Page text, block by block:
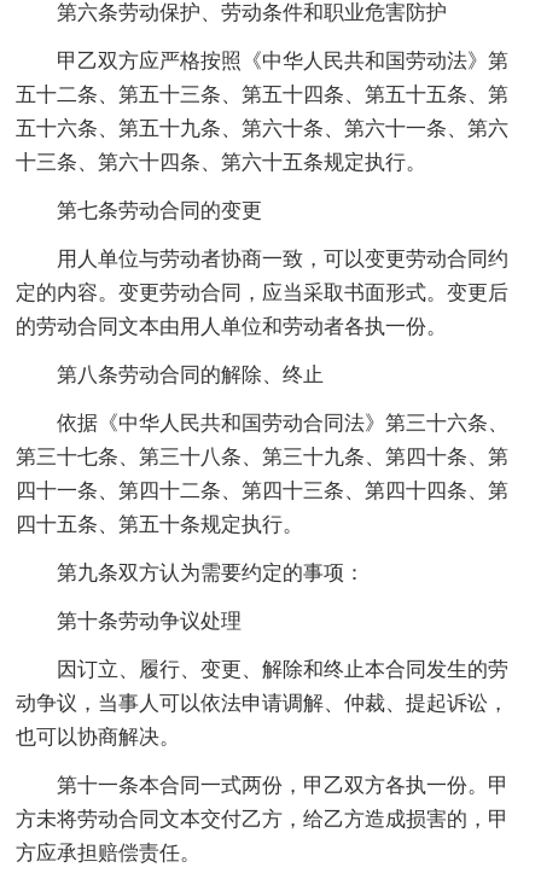
第六条劳动保护、劳动条件和职业危害防护
甲乙双方应严格按照《中华人民共和国劳动法》第
五十二条、第五十三条、第五十四条、第五十五条、第
五十六条、第五十九条、第六十条、第六十一条、第六
十三条、第六十四条、第六十五条规定执行。
第七条劳动合同的变更
用人单位与劳动者协商一致，可以变更劳动合同约
定的内容。变更劳动合同，应当采取书面形式。变更后
的劳动合同文本由用人单位和劳动者各执一份。
第八条劳动合同的解除、终止
依据《中华人民共和国劳动合同法》第三十六条、
第三十七条、第三十八条、第三十九条、第四十条、第
四十一条、第四十二条、第四十三条、第四十四条、第
四十五条、第五十条规定执行。
第九条双方认为需要约定的事项：
第十条劳动争议处理
因订立、履行、变更、解除和终止本合同发生的劳
动争议，当事人可以依法申请调解、仲裁、提起诉讼，
也可以协商解决。
第十一条本合同一式两份，甲乙双方各执一份。甲
方未将劳动合同文本交付乙方，给乙方造成损害的，甲
方应承担赔偿责任。